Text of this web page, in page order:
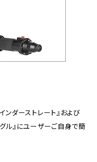
ンダーストレート』および
ル』にユーザーご自身で簡